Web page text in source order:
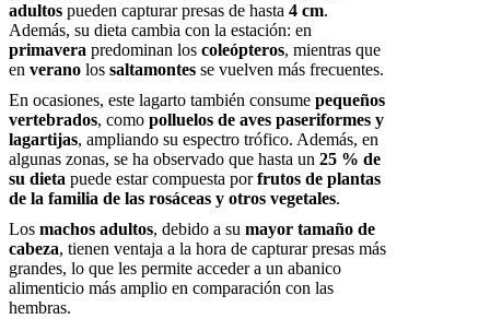
adultos pueden capturar presas de hasta 4 cm.
Además, su dieta cambia con la estación: en
primavera predominan los coleópteros, mientras que
en verano los saltamontes se vuelven más frecuentes.
En ocasiones, este lagarto también consume pequeños
vertebrados, como polluelos de aves paseriformes y
lagartijas, ampliando su espectro trófico. Además, en
algunas zonas, se ha observado que hasta un 25 % de
su dieta puede estar compuesta porfrutos de plantas
de la familia de las rosáceas y otros vegetales.
Los machos adultos, debido a su mayor tamaño de
cabeza, tienen ventaja a la hora de capturar presas más
grandes, lo que les permite acceder a un abanico
alimenticio más amplio en comparación con las
hembras.